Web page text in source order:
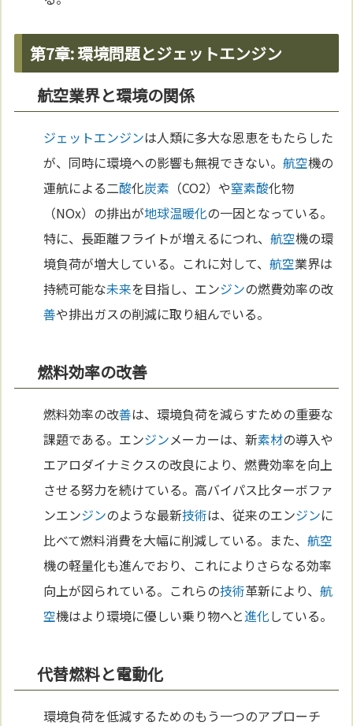
第7章: 環境問題とジェットエンジン
航空業界と環境の関係
ジェットエンジンは人類に多大な恩恵をもたらした
が、同時に環境への影響も無視できない。航空機の
運航による二酸化炭素 （CO2）や窒素酸化物
（NOx）の排出が地球温暖化の一因となっている。
特に、長距離フライトが増えるにつれ、航空機の環
境負荷が増大している。これに対して、航空業界は
持続可能な未来を目指し、エンジンの燃費効率の改
善や排出ガスの削減に取り組んでいる。
燃料効率の改善
燃料効率の改善は、環境負荷を減らすための重要な
課題である。エンジンメーカーは、新素材の導入や
エアロダイナミクスの改良により、燃費効率を向上
させる努力を続けている。高バイパス比ターボファ
ンエンジンのような最新技術は、従来のエンジンに
比べて燃料消費を大幅に削減している。また、航空
機の軽量化も進んでおり、これによりさらなる効率
向上が図られている。これらの技術革新により、航
空機はより環境に優しい乗り物へと進化している。
代替燃料と電動化
環境負荷を低減するためのもう一つのアプローチ